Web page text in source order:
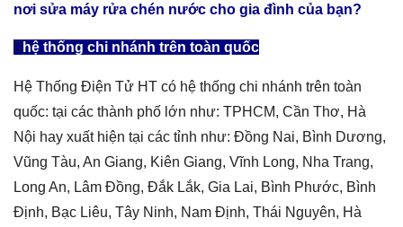
nơi sửa máy rửa chén nước cho gia đình của bạn?
hệ thống chi nhánh trên toàn quốc
Hệ Thống Điện Tử HT có hệ thống chi nhánh trên toàn
quốc: tại các thành phố lớn như: TPHCM, Cần Thơ, Hà
Nội hay xuất hiện tại các tỉnh như: Đồng Nai, Bình Dương,
Vũng Tàu, An Giang, Kiên Giang, Vĩnh Long, Nha Trang,
Long An, Lâm Đồng, Đắk Lắk, Gia Lai, Bình Phước, Bình
Định, Bạc Liêu, Tây Ninh, Nam Định, Thái Nguyên, Hà